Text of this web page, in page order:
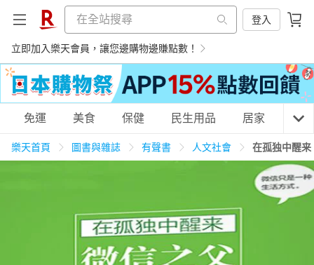
登入
立即加入樂天會員，讓您邊購物邊賺點數！
購物網分類
民生用品
3C家電 運動休閒
免運 美食 保健 民生用品 居家 3C
樂天首頁 圖書與雜誌 有聲書 人文社會 在孤独中醒